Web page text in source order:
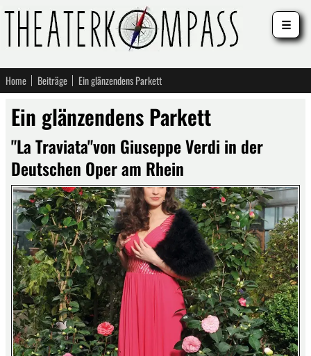
Home Beiträge Ein glänzendens Parkett
Ein glänzendens Parkett
"La Traviata"von Giuseppe Verdi in der
Deutschen Oper am Rhein
☰